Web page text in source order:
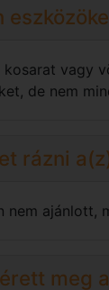
kosarat vagy
de nem
rázni
nem ajánlott,
meg